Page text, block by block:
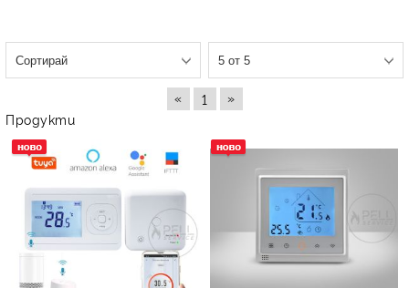
« 1
»
Продукти